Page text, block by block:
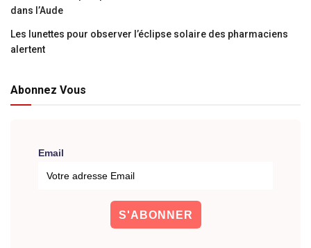
dans l’Aude
Les lunettes pour observer l’éclipse solaire des pharmaciens
alertent
Abonnez Vous
Email